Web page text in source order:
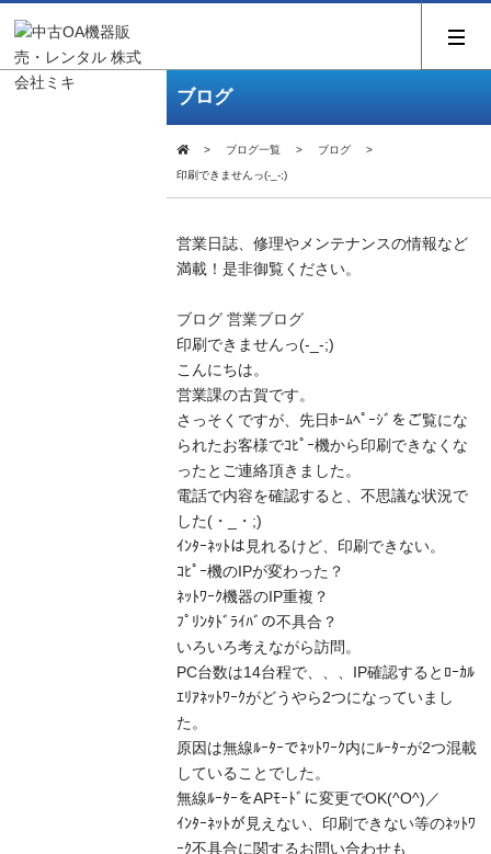
ブログ
ブログ一覧 ブログ
印刷できませんっ(-_-;)
営業日誌、修理やメンテナンスの情報など
満載！是非御覧ください。
ブログ 営業ブログ
印刷できませんっ(-_-;)
こんにちは。
営業課の古賀です。
さっそくですが、先日ﾎｰﾑﾍﾟｰｼﾞをご覧にな
られたお客様でｺﾋﾟｰ機から印刷できなくな
ったとご連絡頂きました。
電話で内容を確認すると、不思議な状況で
した(・_・;)
ｲﾝﾀｰﾈｯﾄは見れるけど、印刷できない。
ｺﾋﾟｰ機のIPが変わった？
ﾈｯﾄﾜｰｸ機器のIP重複？
ﾌﾟﾘﾝﾀﾄﾞﾗｲﾊﾞの不具合？
いろいろ考えながら訪問。
PC台数は14台程で、、、IP確認するとﾛｰｶﾙ
ｴﾘｱﾈｯﾄﾜｰｸがどうやら2つになっていまし
た。
原因は無線ﾙｰﾀｰでﾈｯﾄﾜｰｸ内にﾙｰﾀｰが2つ混載
していることでした。
無線ﾙｰﾀｰをAPﾓｰﾄﾞに変更でOK(^O^)／
ｲﾝﾀｰﾈｯﾄが見えない、印刷できない等のﾈｯﾄﾜ
ｰｸ不具合に関するお問い合わせも